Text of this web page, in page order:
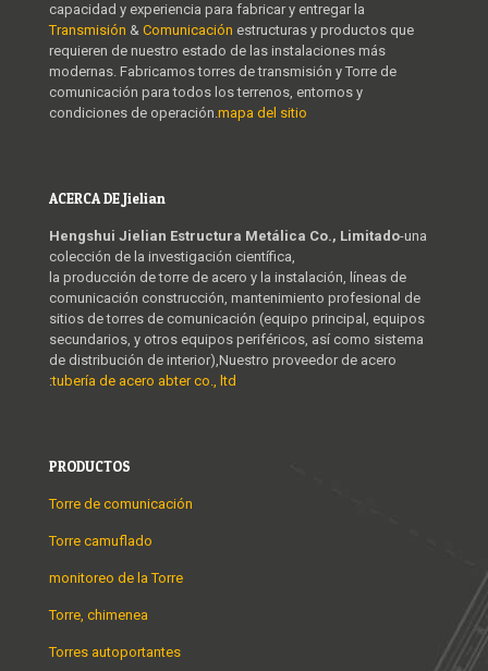
capacidad y experiencia para fabricar y entregar la
Transmisión & Comunicación estructuras y productos que
requieren de nuestro estado de las instalaciones más
modernas. Fabricamos torres de transmisión y Torre de
comunicación para todos los terrenos, entornos y
condiciones de operación.mapa del sitio
ACERCA DE Jielian
Hengshui Jielian Estructura Metálica Co., Limitado-una
colección de la investigación científica,
la producción de torre de acero y la instalación, líneas de
comunicación construcción, mantenimiento profesional de
sitios de torres de comunicación (equipo principal, equipos
secundarios, y otros equipos periféricos, así como sistema
de distribución de interior),Nuestro proveedor de acero
:tubería de acero abter co., ltd
PRODUCTOS
Torre de comunicación
Torre camuflado
monitoreo de la Torre
Torre, chimenea
Torres autoportantes